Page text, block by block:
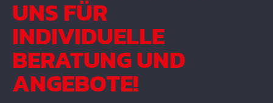
UNS FÜR
INDIVIDUELLE
BERATUNG UND
ANGEBOTE!